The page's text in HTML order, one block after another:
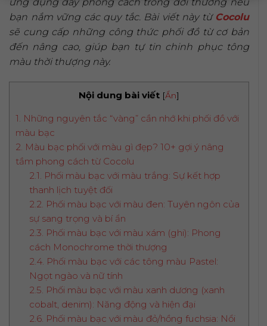
bạn nắm vững các quy tắc. Bài viết này từ Cocolu
sẽ cung cấp những công thức phối đồ từ cơ bản
đến nâng cao, giúp bạn tự tin chinh phục tông
màu thời thượng này.
Nội dung bài viết [Ẩn]
1. Những nguyên tắc “vàng” cần nhớ khi phối đồ với
màu bạc
2. Màu bạc phối với màu gì đẹp? 10+ gợi ý nâng
tầm phong cách từ Cocolu
2.1. Phối màu bạc với màu trắng: Sự kết hợp
thanh lịch tuyệt đối
2.2. Phối màu bạc với màu đen: Tuyên ngôn của
sự sang trọng và bí ẩn
2.3. Phối màu bạc với màu xám (ghi): Phong
cách Monochrome thời thượng
2.4. Phối màu bạc với các tông màu Pastel:
Ngọt ngào và nữ tính
2.5. Phối màu bạc với màu xanh dương (xanh
cobalt, denim): Năng động và hiện đại
2.6. Phối màu bạc với màu đỏ/hồng fuchsia: Nổi